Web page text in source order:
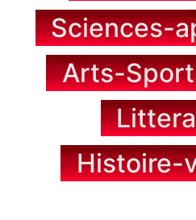
Sciences-
Arts-
Histoire-